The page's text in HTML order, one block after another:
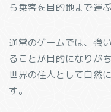
ら乗客を目的地まで運
通常のゲームでは、強
ることが目的になりが
世界の住人として自然
す。